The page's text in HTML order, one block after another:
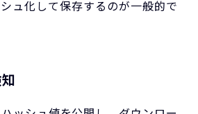
ュ化して保存するのが一般的で